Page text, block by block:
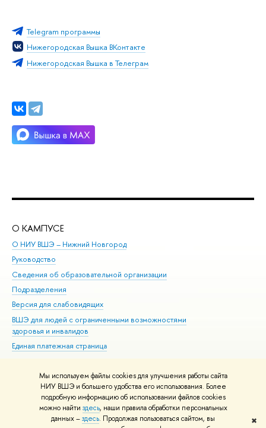
Мы используем файлы cookies для улучшения работы сайта
НИУ ВШЭ и большего удобства его использования. Более
подробную информацию об использовании файлов cookies
можно найти здесь, наши правила обработки персональных
данных –здесь. Продолжая пользоваться сайтом, вы
✖
Telegram программы
Нижегородская Вышка ВКонтакте
Нижегородская Вышка в Телеграм
О КАМПУСЕ
О НИУ ВШЭ – Нижний Новгород
Руководство
Сведения об образовательной организации
Подразделения
ерсия для слабовидящих
ШЭ для людей с ограниченными возможностями
здоровья и инвалидо
Единая платежная страница